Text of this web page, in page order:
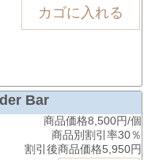
Bar
商品価格8,500円/個
商品別割引率30％
割引後商品価格5,950円